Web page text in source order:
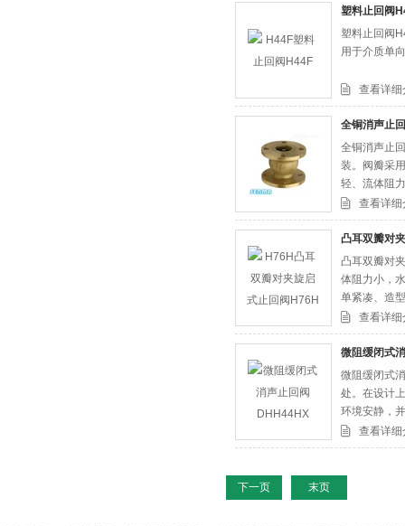
塑料止回阀
塑料止回阀
用于介质单
查看详细
全铜消声止
全铜消声止
装。阀瓣采
轻、流体阻
查看详细
凸耳双瓣对
凸耳双瓣对
体阻力小，
单紧凑、造
查看详细
微阻缓闭式
微阻缓闭式
处。在设计
环境安静，
冲力，消除
等特点
查看详细
下一页 末页